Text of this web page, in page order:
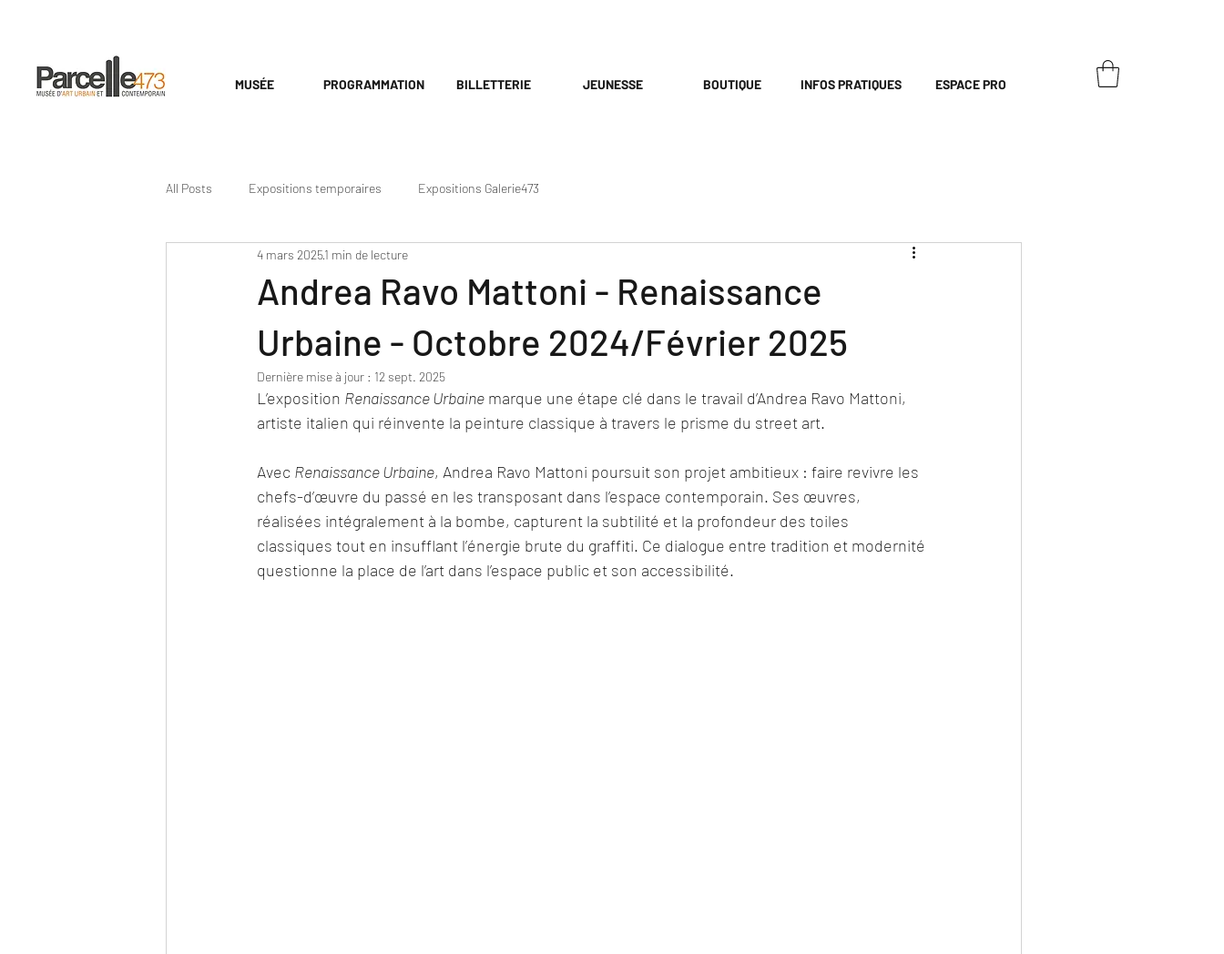
MUSÉE PROGRAMMATION BILLETTERIE JEUNESSE BOUTIQUE INFOS PRATIQUES ESPACE PRO
All Posts Expositions temporaires Expositions Galerie473
Andrea Ravo Mattoni - Renaissance
Urbaine - Octobre 2024/Février 2025
4 mars 20251 min de lecture
Dernière mise à jour : 12 sept. 2025
L’exposition Renaissance Urbaine marque une étape clé dans le travail d’Andrea Ravo Mattoni,
artiste italien qui réinvente la peinture classique à travers le prisme du street art.
Avec Renaissance Urbaine, Andrea Ravo Mattoni poursuit son projet ambitieux : faire revivre les
chefs-d’œuvre du passé en les transposant dans l’espace contemporain. Ses œuvres,
réalisées intégralement à la bombe, capturent la subtilité et la profondeur des toiles
classiques tout en insufflant l’énergie brute du graffiti. Ce dialogue entre tradition et modernité
questionne la place de l’art dans l’espace public et son accessibilité.